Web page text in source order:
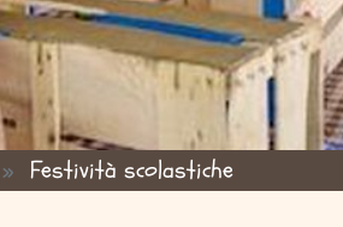
Festività scolastiche